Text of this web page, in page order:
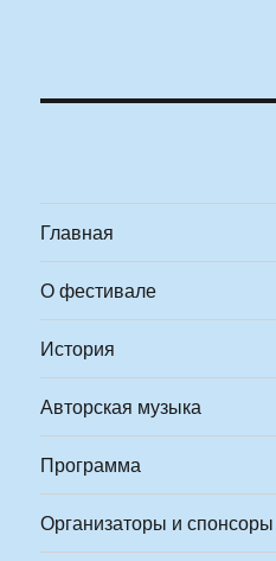
Главная
О фестивале
История
Авторская музыка
Программа
Организаторы и спонсоры